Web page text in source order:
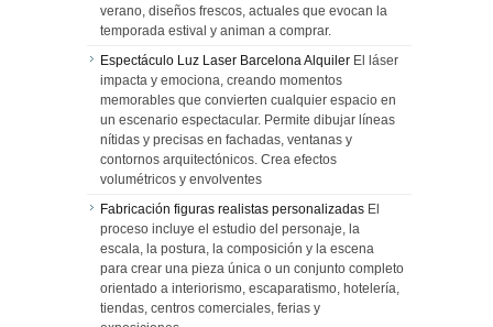
verano, diseños frescos, actuales que evocan la
temporada estival y animan a comprar.
Espectáculo Luz Laser Barcelona Alquiler El láser
impacta y emociona, creando momentos
memorables que convierten cualquier espacio en
un escenario espectacular. Permite dibujar líneas
nítidas y precisas en fachadas, ventanas y
contornos arquitectónicos. Crea efectos
volumétricos y envolventes
Fabricación figuras realistas personalizadas El
proceso incluye el estudio del personaje, la
escala, la postura, la composición y la escena
para crear una pieza única o un conjunto completo
orientado a interiorismo, escaparatismo, hotelería,
tiendas, centros comerciales, ferias y